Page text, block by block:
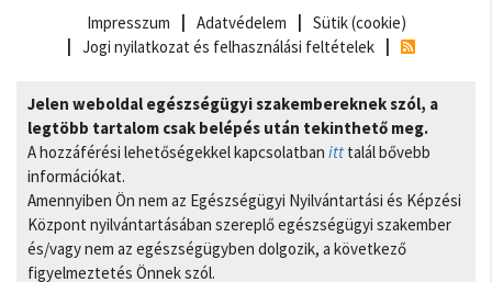
Impresszum
Adatvédelem
Sütik (cookie)
Jogi nyilatkozat és felhasználási feltételek
Jelen weboldal egészségügyi szakembereknek szól, a
legtöbb tartalom csak belépés után tekinthető meg.
A hozzáférési lehetőségekkel kapcsolatban itt talál bővebb
információkat.
Amennyiben Ön nem az Egészségügyi Nyilvántartási és Képzési
Központ nyilvántartásában szereplő egészségügyi szakember
és/vagy nem az egészségügyben dolgozik, a következő
figyelmeztetés Önnek szól.